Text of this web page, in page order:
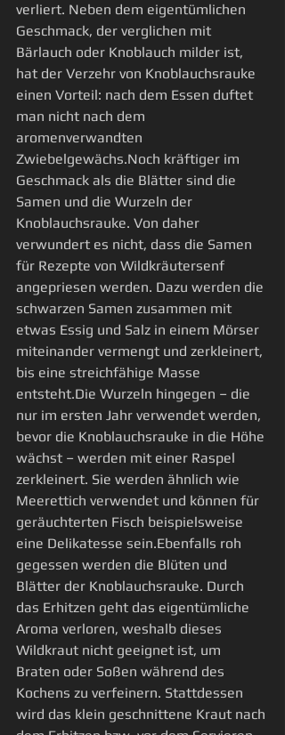
verliert. Neben dem eigentümlichen
Geschmack, der verglichen mit
Bärlauch oder Knoblauch milder ist,
hat der Verzehr von Knoblauchsrauke
einen Vorteil: nach dem Essen duftet
man nicht nach dem
aromenverwandten
Zwiebelgewächs.Noch kräftiger im
Geschmack als die Blätter sind die
Samen und die Wurzeln der
Knoblauchsrauke. Von daher
verwundert es nicht, dass die Samen
für Rezepte von Wildkräutersenf
angepriesen werden. Dazu werden die
schwarzen Samen zusammen mit
etwas Essig und Salz in einem Mörser
miteinander vermengt und zerkleinert,
bis eine streichfähige Masse
entsteht.Die Wurzeln hingegen – die
nur im ersten Jahr verwendet werden,
bevor die Knoblauchsrauke in die Höhe
wächst – werden mit einer Raspel
zerkleinert. Sie werden ähnlich wie
Meerettich verwendet und können für
geräuchterten Fisch beispielsweise
eine Delikatesse sein.Ebenfalls roh
gegessen werden die Blüten und
Blätter der Knoblauchsrauke. Durch
das Erhitzen geht das eigentümliche
Aroma verloren, weshalb dieses
Wildkraut nicht geeignet ist, um
Braten oder Soßen während des
Kochens zu verfeinern. Stattdessen
wird das klein geschnittene Kraut nach